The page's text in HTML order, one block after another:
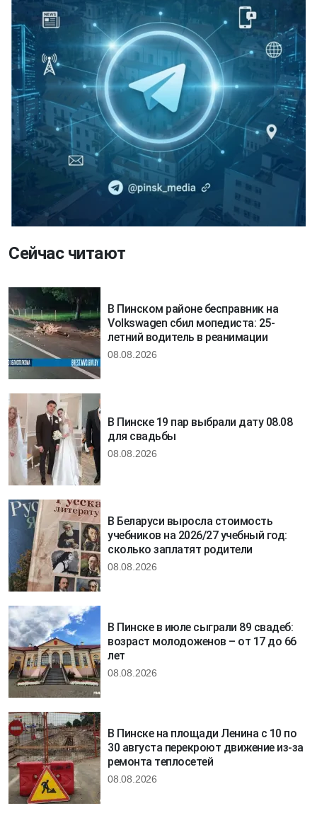
Сейчас читают
В Пинском районе бесправник на
Volkswagen сбил мопедиста: 25-
летний водитель в реанимации
08.08.2026
В Пинске 19 пар выбрали дату 08.08
для свадьбы
08.08.2026
В Беларуси выросла стоимость
учебников на 2026/27 учебный год:
сколько заплатят родители
08.08.2026
В Пинске в июле сыграли 89 свадеб:
возраст молодоженов – от 17 до 66
лет
08.08.2026
В Пинске на площади Ленина с 10 по
30 августа перекроют движение из-за
ремонта теплосетей
08.08.2026